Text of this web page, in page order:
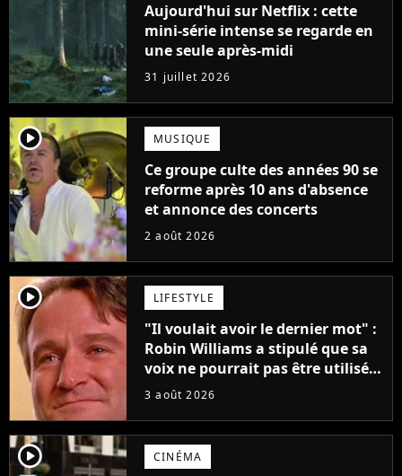
Aujourd'hui sur Netflix : cette
mini-série intense se regarde en
une seule après-midi
31 juillet 2026
player2 MUSIQUE
Ce groupe culte des années 90 se
reforme après 10 ans d'absence
et annonce des concerts
2 août 2026
player2 LIFESTYLE
"Il voulait avoir le dernier mot" :
Robin Williams a stipulé que sa
voix ne pourrait pas être utilisée
avant 2039, pourtant Disney
inédits
3 août 2026
player2 CINÉMA